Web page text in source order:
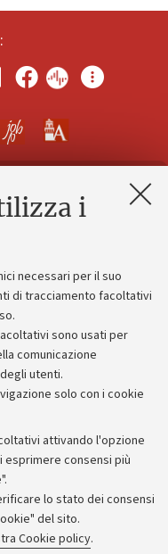
i
necessari per il suo
di tracciamento facoltativi
sono usati per
comunicazione
utenti.
solo con i cookie
attivando l'opzione
esprimere consensi più
lo stato dei consensi
del sito.
Cookie policy.